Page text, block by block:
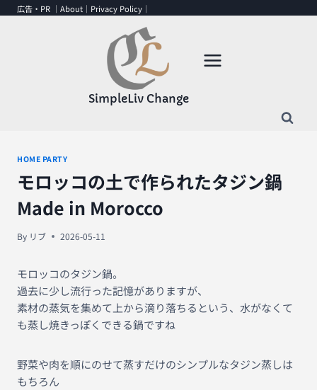
広告・PR ｜ About ｜ Privacy Policy ｜
SimpleLiv Change
HOME PARTY
モロッコの土で作られたタジン鍋
Made in Morocco
By リブ 2026-05-11
モロッコのタジン鍋。
過去に少し流行った記憶がありますが、
素材の蒸気を集めて上から滴り落ちるという、水がなくて
も蒸し焼きっぽくできる鍋ですね
野菜や肉を順にのせて蒸すだけのシンプルなタジン蒸しは
もちろん